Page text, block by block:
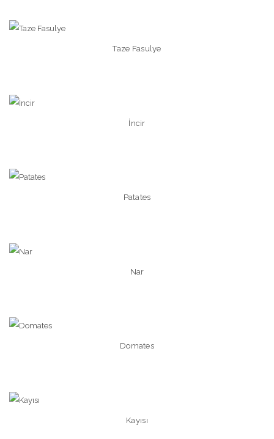
Taze Fasulye
İncir
Patates
Nar
Domates
Kayısı